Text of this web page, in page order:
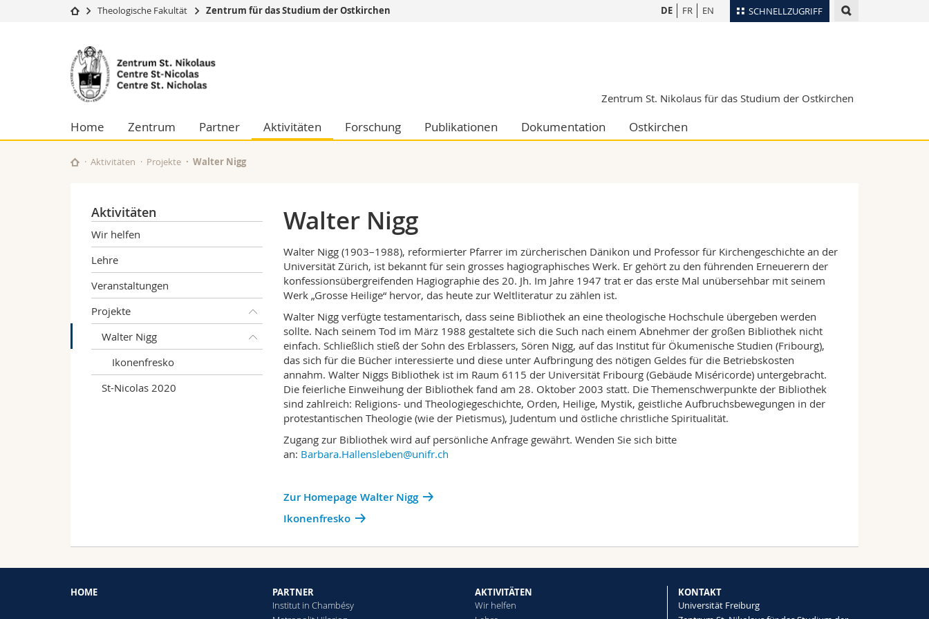
SCHNELLZUGRIFF
Universität
Studium
Campus
Forschung
Weiterbildung
Fak. für Erziehungs- und Bildungswissenschaften
Math.-Nat. und Med. Fak.
Interfakultär
Mitarbeitende
Doktorierende
DE FR EN
Theologische Fakultät Zentrum für das Studium der Ostkirchen
Zentrum
St.
Nikolaus
für
Studium
der
Ostkirchen
Zentrum St. Nikolaus für das Studium der Ostkirchen
Home Zentrum Partner Aktivitäten Forschung Publikationen Dokumentation Ostkirchen
Aktivitäten Projekte Walter Nigg
Aktivitäten
Wir helfen
Lehre
Veranstaltungen
Projekte
Walter Nigg
Ikonenfresko
St-Nicolas 2020
Walter Nigg
Walter Nigg (1903–1988), reformierter Pfarrer im zürcherischen Dänikon und Professor für Kirchengeschichte an der
Universität Zürich, ist bekannt für sein grosses hagiographisches Werk. Er gehört zu den führenden Erneuerern der
konfessionsübergreifenden Hagiographie des 20. Jh. Im Jahre 1947 trat er das erste Mal unübersehbar mit seinem
Werk „Grosse Heilige“ hervor, das heute zur Weltliteratur zu zählen ist.
Walter Nigg verfügte testamentarisch, dass seine Bibliothek an eine theologische Hochschule übergeben werden
sollte. Nach seinem Tod im März 1988 gestaltete sich die Such nach einem Abnehmer der großen Bibliothek nicht
einfach. Schließlich stieß der Sohn des Erblassers, Sören Nigg, auf das Institut für Ökumenische Studien (Fribourg),
das sich für die Bücher interessierte und diese unter Aufbringung des nötigen Geldes für die Betriebskosten
annahm. Walter Niggs Bibliothek ist im Raum 6115 der Universität Fribourg (Gebäude Miséricorde) untergebracht.
Die feierliche Einweihung der Bibliothek fand am 28. Oktober 2003 statt. Die Themenschwerpunkte der Bibliothek
sind zahlreich: Religions- und Theologiegeschichte, Orden, Heilige, Mystik, geistliche Aufbruchsbewegungen in der
protestantischen Theologie (wie der Pietismus), Judentum und östliche christliche Spiritualität.
Zugang zur Bibliothek wird auf persönliche Anfrage gewährt. Wenden Sie sich bitte
an: Barbara.Hallensleben@unifr.ch
Zur Homepage Walter Nigg
Ikonenfresko
HOME
PARTNER
Institut in Chambésy
AKTIVITÄTEN
Wir helfen
KONTAKT
Universität Freiburg